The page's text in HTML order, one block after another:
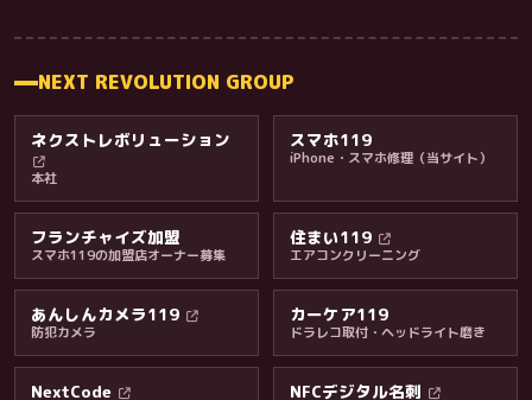
料金・保証・ご案内
NEXT REVOLUTION GROUP
ネクストレボリューション
本社
スマホ119
iPhone・スマホ修理（当サイト）
フランチャイズ加盟
スマホ119の加盟店オーナー募集
住まい119
エアコンクリーニング
あんしんカメラ119
防犯カメラ
カーケア119
ドラレコ取付・ヘッドライト磨き
NextCode NFCデジタル名刺